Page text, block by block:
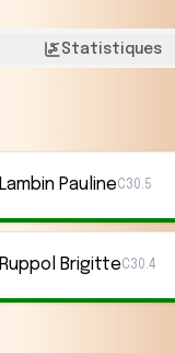
Statistiques
Lambin PaulineC30.5
Ruppol BrigitteC30.4